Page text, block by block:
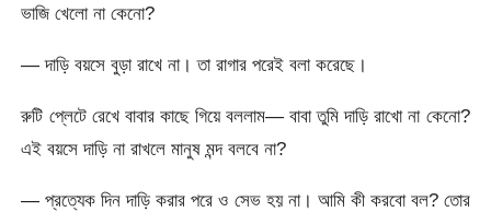
ভাজি খেলো না কেনো?
— দাড়ি বয়সে বুড়া রাখে না। তা রাগার পরেই বলা করেছে।
রুটি প্লেটে রেখে বাবার কাছে গিয়ে বললাম— বাবা তুমি দাড়ি রাখো না কেনো?
এই বয়সে দাড়ি না রাখলে মানুষ মন্দ বলবে না?
— প্রত্যেক দিন দাড়ি করার পরে ও সেভ হয় না। আমি কী করবো বল? তোর